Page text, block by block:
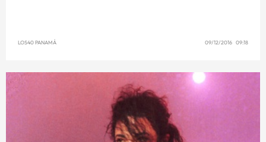
LOS40 PANAMÁ 09/12/2016 09:18